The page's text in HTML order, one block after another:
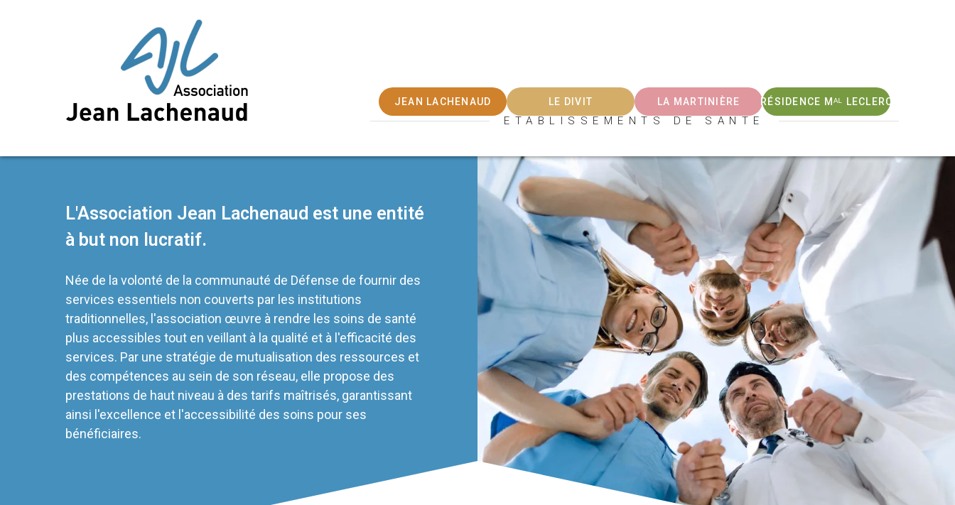
JEAN LACHENAUD LE DIVIT LA MARTINIÈRE RÉSIDENCE Mᴬᴸ LECLERC
ETABLISSEMENTS DE SANTE
L'Association Jean Lachenaud est une entité
à but non lucratif.
Née de la volonté de la communauté de Défense de fournir des
services essentiels non couverts par les institutions
traditionnelles, l'association œuvre à rendre les soins de santé
plus accessibles tout en veillant à la qualité et à l'efficacité des
services. Par une stratégie de mutualisation des ressources et
des compétences au sein de son réseau, elle propose des
prestations de haut niveau à des tarifs maîtrisés, garantissant
ainsi l'excellence et l'accessibilité des soins pour ses
bénéficiaires.